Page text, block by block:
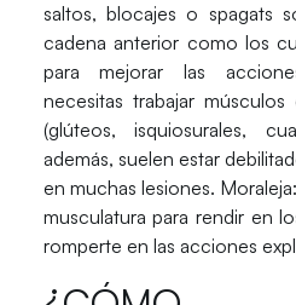
saltos, blocajes o spagats
cadena anterior como los
para mejorar las
necesitas trabajar
(glúteos, isquiosurales,
además, suelen estar
en muchas lesiones.
musculatura para rendir en
romperte en las acciones